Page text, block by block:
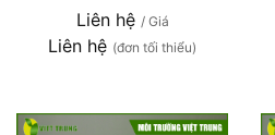
Liên hệ / Giá
Liên hệ (đơn tối thiểu)